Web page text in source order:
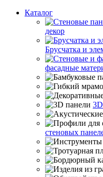
Каталог
декор
Брусчатка и
фасадные
стеновых